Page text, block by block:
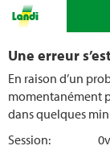
Une erreur
En raison d’un
momentanément
dans quelques
Session: